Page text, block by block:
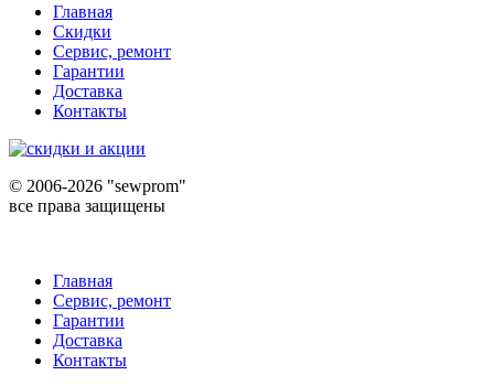
Главная
Скидки
Сервис, ремонт
Гарантии
Доставка
Контакты
© 2006-2026 "sewprom"
все права защищены
Главная
Сервис, ремонт
Гарантии
Доставка
Контакты